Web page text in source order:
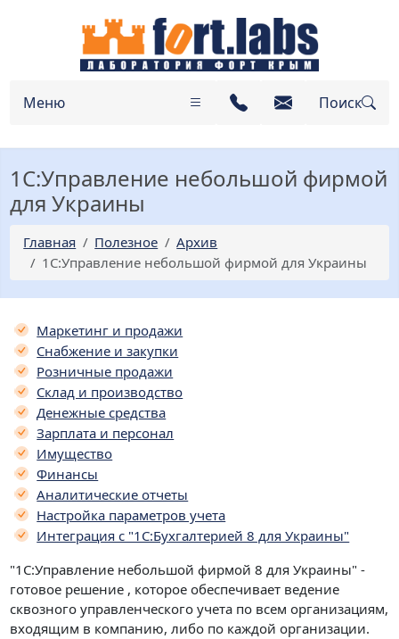
Меню Поиск
1C:Управление небольшой фирмой
для Украины
Главная Полезное
Архив
1C:Управление небольшой фирмой для Украины
Маркетинг и продажи
Снабжение и закупки
Розничные продажи
Склад и производство
Денежные средства
Зарплата и персонал
Имущество
Финансы
Аналитические отчеты
Настройка параметров учета
Интеграция с "1С:Бухгалтерией 8 для Украины"
"1С:Управление небольшой фирмой 8 для Украины" -
готовое решение , которое обеспечивает ведение
сквозного управленческого учета по всем организациям,
входящим в компанию, либо по каждой организации.